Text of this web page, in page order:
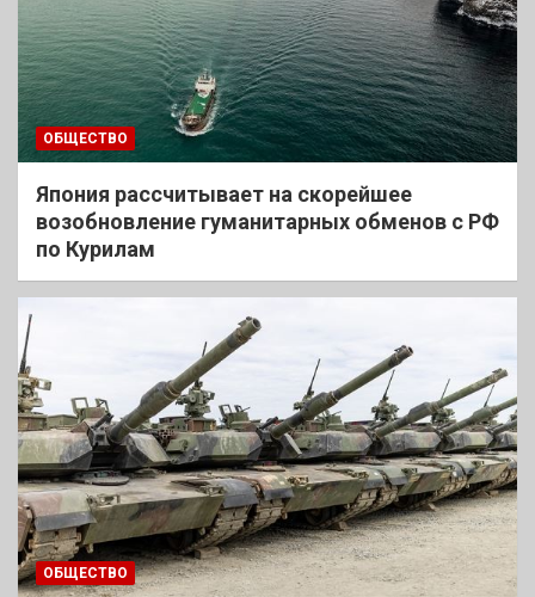
ОБЩЕСТВО
Япония рассчитывает на скорейшее
возобновление гуманитарных обменов с РФ
по Курилам
ОБЩЕСТВО